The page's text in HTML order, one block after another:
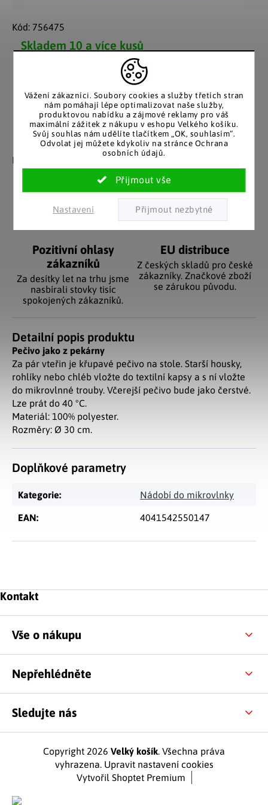
Vážení zákazníci. Soubory cookies a služby třetích stran
nám pomáhají lépe optimalizovat naše služby,
produktovou nabídku a zájmové reklamy pro váš
maximální zážitek z nákupu v eshopu Velkého košíku.
Svůj souhlas nám udělíte tlačítkem „OK, souhlasím“.
Odvolat jej můžete kdykoliv na stránce Ochrana
osobních údajů.
Nastavení
Skladem 10 a více kusů
Kód: 756475
Záruka spokojenosti
Nakupujete bez obav, férové
jednání v každé situaci.
Katalog v tištěné
Stálým zákazníkům
posíláme papírový katalog
do schránky.
Pozitivní ohlasy
zákazníků
Za desítky let na trhu jsme
nasbírali stovky tisíc
spokojených zákazníků.
EU distribuce
Z českých skladů pro české
zákazníky. Značkové zboží
se zárukou původu.
Detailní popis produktu
Pečivo jako z pekárny
Za pár vteřin je křupavé pečivo na stole. Starší housky,
rohlíky nebo chléb vložte do textilní kapsy a s ní vložte
do mikrovlnné trouby. Včerejší pečivo bude jako čerstvé.
Lze prát do 40 °C.
Materiál: 100% polyester.
Rozměry: Ø 30 cm.
Doplňkové parametry
Kategorie: Nádobí do mikrovlnky
EAN: 4041542550147
Zápatí
Kontakt
Vše o nákupu
Nepřehlédněte
Sledujte nás
Vytvořil Shoptet Premium
Copyright 2026 Velký košík. Všechna práva
vyhrazena. Upravit nastavení cookies